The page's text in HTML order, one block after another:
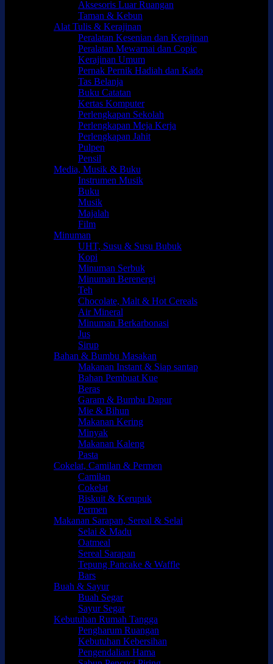
Aksesoris Luar Ruangan
Taman & Kebun
Alat Tulis & Kerajinan
Peralatan Kesenian dan Kerajinan
Peralatan Mewarnai dan Copic
Kerajinan Umum
Pernak Pernik Hadiah dan Kado
Tas Belanja
Buku Catatan
Kertas Komputer
Perlengkapan Sekolah
Perlengkapan Meja Kerja
Perlengkapan Jahit
Pulpen
Pensil
Media, Musik & Buku
Instrumen Musik
Buku
Musik
Majalah
Film
Minuman
UHT, Susu & Susu Bubuk
Kopi
Minuman Serbuk
Minuman Berenergi
Teh
Chocolate, Malt & Hot Cereals
Air Mineral
Minuman Berkarbonasi
Jus
Sirup
Bahan & Bumbu Masakan
Makanan Instant & Siap santap
Bahan Pembuat Kue
Beras
Garam & Bumbu Dapur
Mie & Bihun
Makanan Kering
Minyak
Makanan Kaleng
Pasta
Cokelat, Camilan & Permen
Camilan
Cokelat
Biskuit & Kerupuk
Permen
Makanan Sarapan, Sereal & Selai
Selai & Madu
Oatmeal
Sereal Sarapan
Tepung Pancake & Waffle
Bars
Buah & Sayur
Buah Segar
Sayur Segar
Kebutuhan Rumah Tangga
Pengharum Ruangan
Kebutuhan Kebersihan
Pengendalian Hama